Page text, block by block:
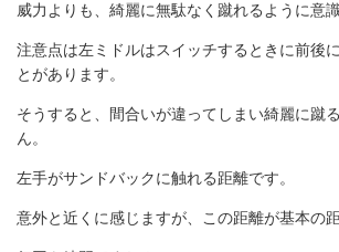
威力よりも、綺麗に無駄なく蹴れるように意
注意点は左ミドルはスイッチするときに前後
とがあります。
そうすると、間合いが違ってしまい綺麗に蹴
ん。
左手がサンドバックに触れる距離です。
意外と近くに感じますが、この距離が基本の